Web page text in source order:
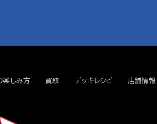
楽しみ方 買取 デッキレシピ 店舗情報